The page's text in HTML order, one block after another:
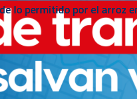
lo permitido por el arroz